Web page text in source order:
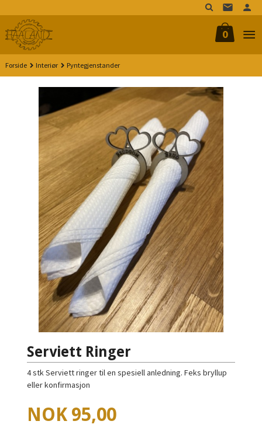
til
innholdet
0
Forside Interiør Pyntegjenstander
Serviett Ringer
4 stk Serviett ringer til en spesiell anledning. Feks bryllup
eller konfirmasjon
Pris
NOK 95,00